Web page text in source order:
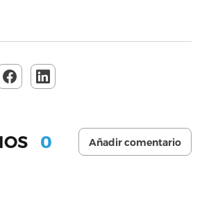
0 Añadir comentario